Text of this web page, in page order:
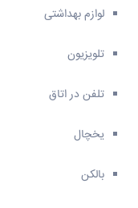
لوازم بهداشتی
تلویزیون
تلفن در اتاق
یخچال
بالکن